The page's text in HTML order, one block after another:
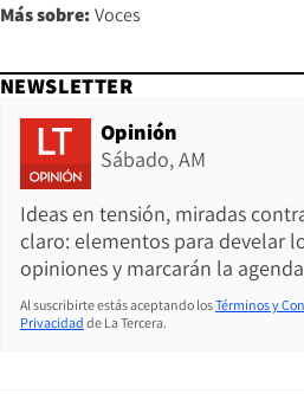
Más sobre: Voces
NEWSLETTER
Opinión
Sábado, AM
Ideas en tensión, miradas
claro: elementos para develar
opiniones y marcarán la
Al suscribirte estás aceptando losTérminos y
Privacidad de La Tercera.